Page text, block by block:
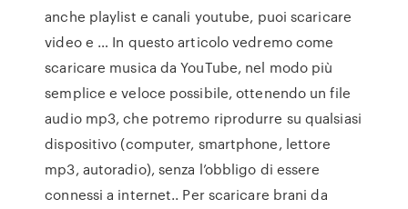
anche playlist e canali youtube, puoi scaricare
video e … In questo articolo vedremo come
scaricare musica da YouTube, nel modo più
semplice e veloce possibile, ottenendo un file
audio mp3, che potremo riprodurre su qualsiasi
dispositivo (computer, smartphone, lettore
mp3, autoradio), senza l’obbligo di essere
connessi a internet.. Per scaricare brani da